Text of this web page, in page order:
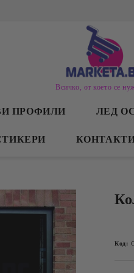
Всичко, от което се
ПРОФИЛИ ЛЕД
Код: